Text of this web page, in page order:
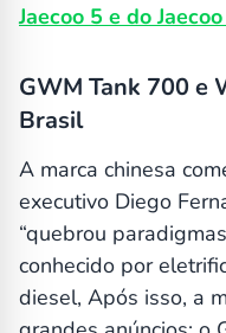
Jaecoo 5 e do
GWM Tank 700 e
Brasil
A marca chinesa
executivo Diego
“quebrou
conhecido por
diesel, Após isso, a